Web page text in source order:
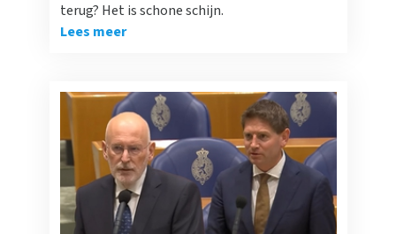
terug? Het is schone schijn.
Lees meer